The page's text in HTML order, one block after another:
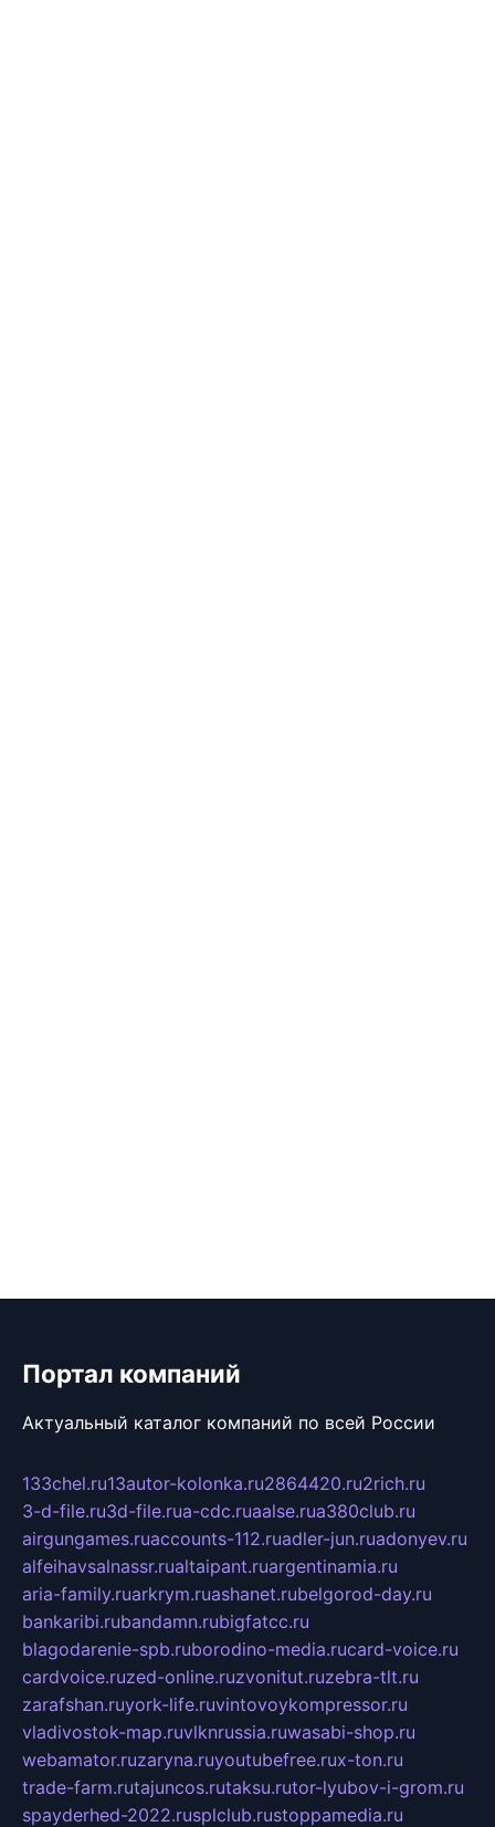
Портал компаний
Актуальный каталог компаний по всей России
133chel.ru13autor-kolonka.ru2864420.ru2rich.ru
3-d-file.ru3d-file.rua-cdc.ruaalse.rua380club.ru
airgungames.ruaccounts-112.ruadler-jun.ruadonyev.ru
alfeihavsalnassr.rualtaipant.ruargentinamia.ru
aria-family.ruarkrym.ruashanet.rubelgorod-day.ru
bankaribi.rubandamn.rubigfatcc.ru
blagodarenie-spb.ruborodino-media.rucard-voice.ru
cardvoice.ruzed-online.ruzvonitut.ruzebra-tlt.ru
zarafshan.ruyork-life.ruvintovoykompressor.ru
vladivostok-map.ruvlknrussia.ruwasabi-shop.ru
webamator.ruzaryna.ruyoutubefree.rux-ton.ru
trade-farm.rutajuncos.rutaksu.rutor-lyubov-i-grom.ru
spayderhed-2022.rusplclub.rustoppamedia.ru